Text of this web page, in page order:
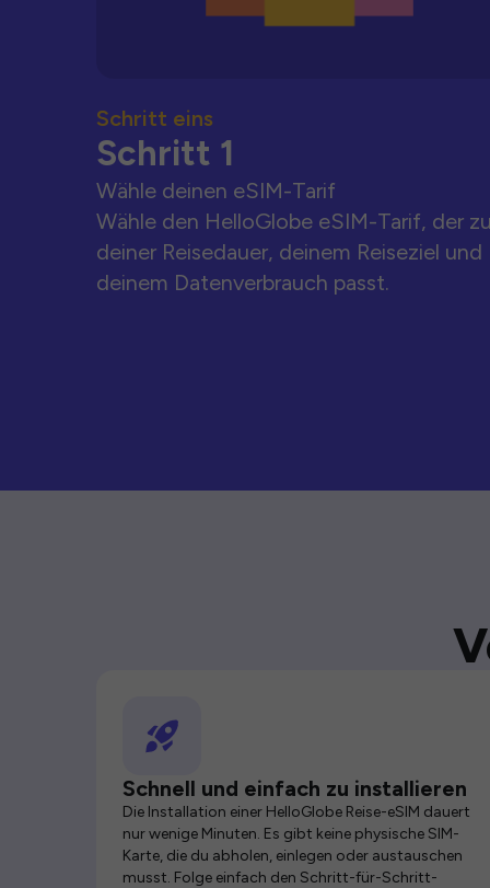
Schritt eins
Schritt 1
Wähle deinen eSIM-Tarif
Wähle den HelloGlobe eSIM-Tarif, der
deiner Reisedauer, deinem Reiseziel und
deinem Datenverbrauch passt.
Schnell und einfach zu installieren
Die Installation einer HelloGlobe Reise-eSIM dauert
nur wenige Minuten. Es gibt keine physische SIM-
Karte, die du abholen, einlegen oder austauschen
musst. Folge einfach den Schritt-für-Schritt-